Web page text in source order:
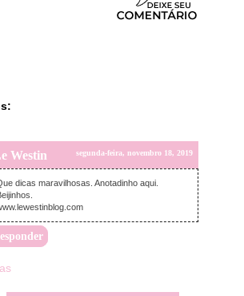
Westin segunda-feira, novembro 18, 2019
dicas maravilhosas. Anotadinho aqui.